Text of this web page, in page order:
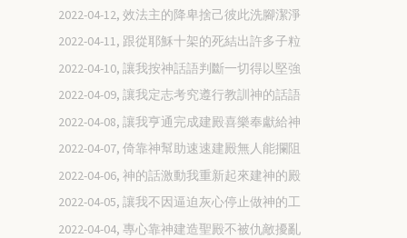
2022-04-12, 效法主的降卑捨己彼此洗腳潔淨
2022-04-11, 跟從耶穌十架的死結出許多子粒
2022-04-10, 讓我按神話語判斷一切得以堅強
2022-04-09, 讓我定志考究遵行教訓神的話語
2022-04-08, 讓我亨通完成建殿喜樂奉獻給神
2022-04-07, 倚靠神幫助速速建殿無人能攔阻
2022-04-06, 神的話激動我重新起來建神的殿
2022-04-05, 讓我不因逼迫灰心停止做神的工
2022-04-04, 專心靠神建造聖殿不被仇敵擾亂